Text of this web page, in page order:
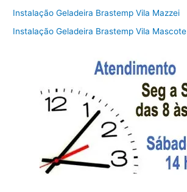
Instalação Geladeira Brastemp Vila Mazzei
Instalação Geladeira Brastemp Vila Mascote